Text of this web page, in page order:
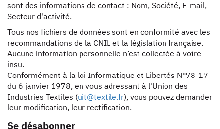
sont des informations de contact : Nom, Société, E-mail,
Secteur d'activité.
Tous nos fichiers de données sont en conformité avec les
recommandations de la CNIL et la législation française.
Aucune information personnelle n’est collectée à votre
insu.
Conformément à la loi Informatique et Libertés N°78-17
du 6 janvier 1978, en vous adressant à l'Union des
Industries Textiles (uit@textile.fr), vous pouvez demander
leur modification, leur rectification.
Se désabonner